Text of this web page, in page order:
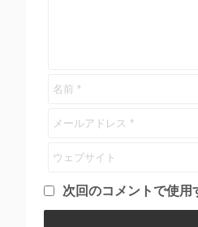
次回のコメントで使用